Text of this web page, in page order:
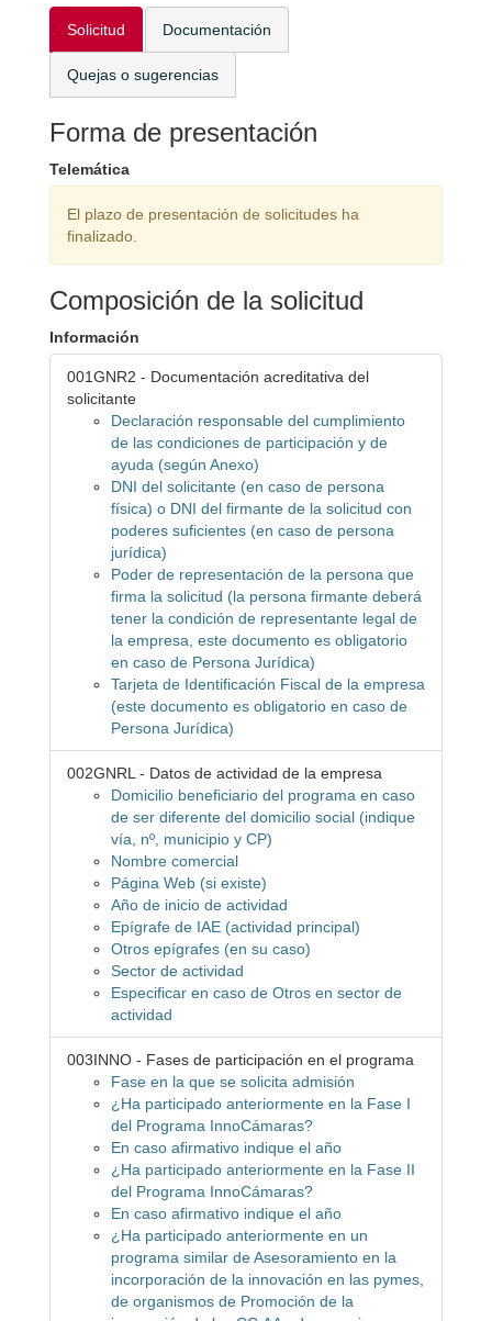
Solicitud Documentación
Quejas o sugerencias
Forma de presentación
Telemática
El plazo de presentación de solicitudes ha
finalizado.
Composición de la solicitud
Información
001GNR2 - Documentación acreditativa del
solicitante
Declaración responsable del cumplimiento
de las condiciones de participación y de
ayuda (según Anexo)
DNI del solicitante (en caso de persona
física) o DNI del firmante de la solicitud con
poderes suficientes (en caso de persona
jurídica)
Poder de representación de la persona que
firma la solicitud (la persona firmante deberá
tener la condición de representante legal de
la empresa, este documento es obligatorio
en caso de Persona Jurídica)
Tarjeta de Identificación Fiscal de la empresa
(este documento es obligatorio en caso de
Persona Jurídica)
002GNRL - Datos de actividad de la empresa
Domicilio beneficiario del programa en caso
de ser diferente del domicilio social (indique
vía, nº, municipio y CP)
Nombre comercial
Página Web (si existe)
Año de inicio de actividad
Epígrafe de IAE (actividad principal)
Otros epígrafes (en su caso)
Sector de actividad
Especificar en caso de Otros en sector de
actividad
003INNO - Fases de participación en el programa
Fase en la que se solicita admisión
¿Ha participado anteriormente en la Fase I
del Programa InnoCámaras?
En caso afirmativo indique el año
¿Ha participado anteriormente en la Fase II
del Programa InnoCámaras?
En caso afirmativo indique el año
¿Ha participado anteriormente en un
programa similar de Asesoramiento en la
incorporación de la innovación en las pymes,
de organismos de Promoción de la